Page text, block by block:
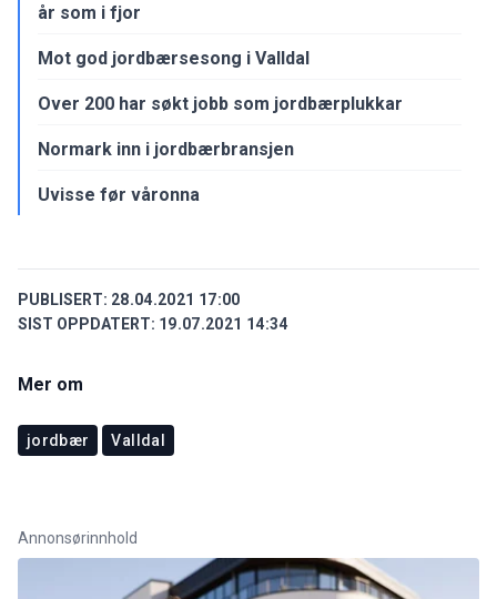
år som i fjor
Mot god jordbærsesong i Valldal
Over 200 har søkt jobb som jordbærplukkar
Normark inn i jordbærbransjen
Uvisse før våronna
PUBLISERT: 28.04.2021 17:00
SIST OPPDATERT: 19.07.2021 14:34
Mer om
jordbær Valldal
Annonsørinnhold